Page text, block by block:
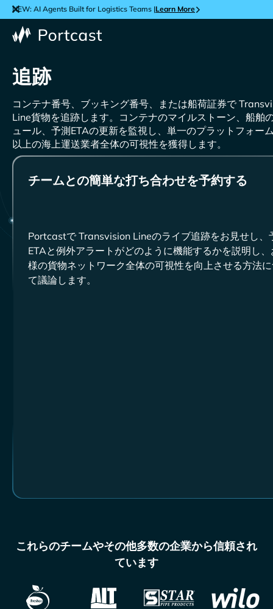
NEW: AI Agents Built for Logistics Teams |Learn More
追跡
コンテナ番号、ブッキング番号、または船荷証券で
貨物を追跡します。コンテナのマイルストーン、船舶
ュール、予測ETAの更新を監視し、単一のプラットフォー
以上の海上運送業者全体の可視性を獲得します。
チームとの簡単な打ち合わせを予約する
Portcastで
のライブ追跡をお見せし、
ETAと例外アラートがどのように機能するかを説明し、
様の貨物ネットワーク全体の可視性を向上させる方法
て議論します。
これらのチームやその他多数の企業から信頼され
ています